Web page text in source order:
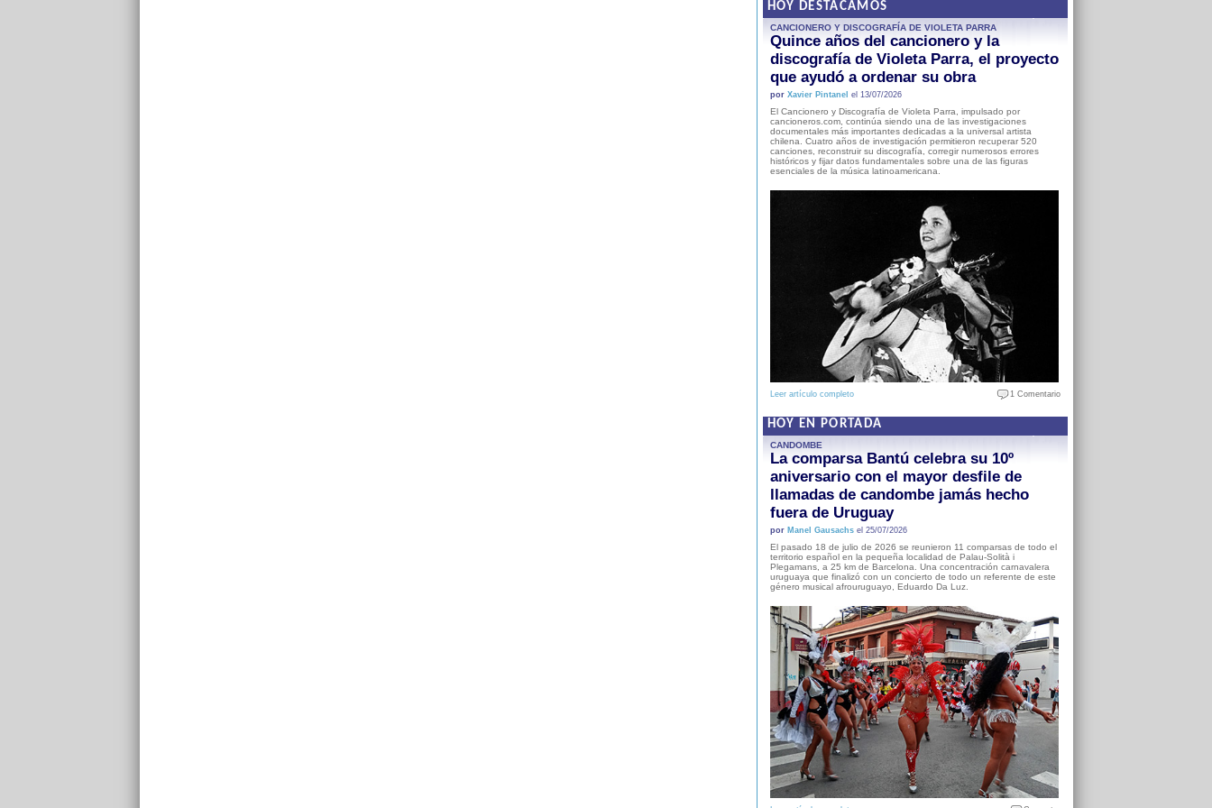
HOY DESTACAMOS
CANCIONERO Y DISCOGRAFÍA DE VIOLETA PARRA
Quince años del cancionero y la
discografía de Violeta Parra, el proyecto
que ayudó a ordenar su obra
por Xavier Pintanel el 13/07/2026
El Cancionero y Discografía de Violeta Parra, impulsado por
cancioneros.com, continúa siendo una de las investigaciones
documentales más importantes dedicadas a la universal artista
chilena. Cuatro años de investigación permitieron recuperar 520
canciones, reconstruir su discografía, corregir numerosos errores
históricos y fijar datos fundamentales sobre una de las figuras
esenciales de la música latinoamericana.
Leer artículo completo 1 Comentario
HOY EN PORTADA
CANDOMBE
La comparsa Bantú celebra su 10º
aniversario con el mayor desfile de
llamadas de candombe jamás hecho
fuera de Uruguay
por Manel Gausachsel 25/07/2026
El pasado 18 de julio de 2026 se reunieron 11 comparsas de todo el
territorio español en la pequeña localidad de Palau-Solità i
Plegamans, a 25 km de Barcelona. Una concentración carnavalera
uruguaya que finalizó con un concierto de todo un referente de este
género musical afrouruguayo, Eduardo Da Luz.